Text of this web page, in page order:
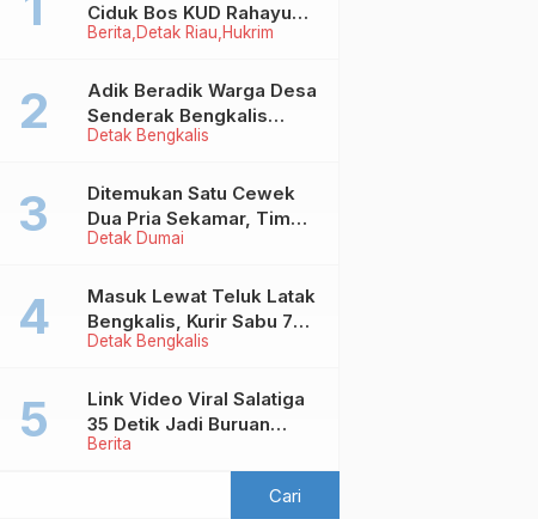
Berita Detak Riau Hukrim
Ciduk Bos KUD Rahayu
Makmur Inhu di Kalbar,
Rp2,8 M
Detak Bengkalis
Adik Beradik Warga Desa
Senderak Bengkalis
‘Ditendang’ ke Malaysia,
Detak Dumai
Ditemukan Satu Cewek
Dua Pria Sekamar, Tim
Yustisi Dumai Garuk
Mesum
Detak Bengkalis
Masuk Lewat Teluk Latak
Bengkalis, Kurir Sabu 7
Kilo Diringkus di
Berita
Link Video Viral Salatiga
35 Detik Jadi Buruan
Netizen